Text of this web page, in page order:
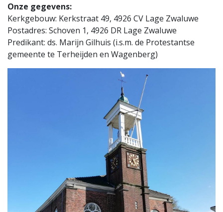
Onze gegevens:
Kerkgebouw: Kerkstraat 49, 4926 CV Lage Zwaluwe
Postadres: Schoven 1, 4926 DR Lage Zwaluwe
Predikant: ds. Marijn Gilhuis (i.s.m. de Protestantse
gemeente te Terheijden en Wagenberg)